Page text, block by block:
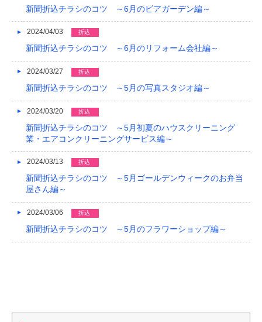
新聞折込チラシのコツ ～6月のビアガーデン編～
2024/04/03 折込
新聞折込チラシのコツ ～6月のリフォーム会社編～
2024/03/27 折込
新聞折込チラシのコツ ～5月の写真スタジオ編～
2024/03/20 折込
新聞折込チラシのコツ ～5月初夏のハウスクリーニング
業・エアコンクリーニングサービス編～
2024/03/13 折込
新聞折込チラシのコツ ～5月ゴールデンウィークのお弁当
屋さん編～
2024/03/06 折込
新聞折込チラシのコツ ～5月のフラワーショップ編～